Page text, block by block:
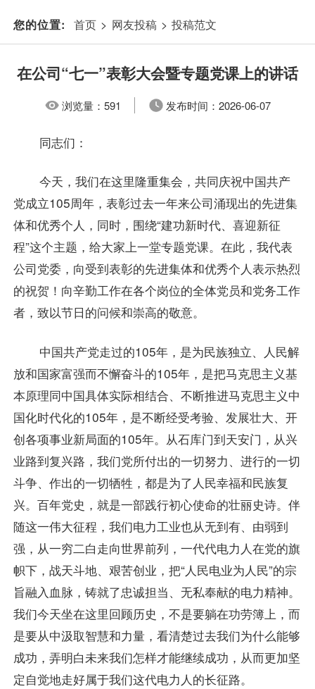
您的位置: 首页 > 网友投稿 > 投稿范文
在公司“七一”表彰大会暨专题党课上的讲话
浏览量：591 发布时间： 2026-06-07
同志们：
今天，我们在这里隆重集会，共同庆祝中国共产
党成立105周年，表彰过去一年来公司涌现出的先进集
体和优秀个人，同时，围绕“建功新时代、喜迎新征
程”这个主题，给大家上一堂专题党课。在此，我代表
公司党委，向受到表彰的先进集体和优秀个人表示热烈
的祝贺！向辛勤工作在各个岗位的全体党员和党务工作
者，致以节日的问候和崇高的敬意。
中国共产党走过的105年，是为民族独立、人民解
放和国家富强而不懈奋斗的105年，是把马克思主义基
本原理同中国具体实际相结合、不断推进马克思主义中
国化时代化的105年，是不断经受考验、发展壮大、开
创各项事业新局面的105年。从石库门到天安门，从兴
业路到复兴路，我们党所付出的一切努力、进行的一切
斗争、作出的一切牺牲，都是为了人民幸福和民族复
兴。百年党史，就是一部践行初心使命的壮丽史诗。伴
随这一伟大征程，我们电力工业也从无到有、由弱到
强，从一穷二白走向世界前列，一代代电力人在党的旗
帜下，战天斗地、艰苦创业，把“人民电业为人民”的宗
旨融入血脉，铸就了忠诚担当、无私奉献的电力精神。
我们今天坐在这里回顾历史，不是要躺在功劳簿上，而
是要从中汲取智慧和力量，看清楚过去我们为什么能够
成功，弄明白未来我们怎样才能继续成功，从而更加坚
定自觉地走好属于我们这代电力人的长征路。